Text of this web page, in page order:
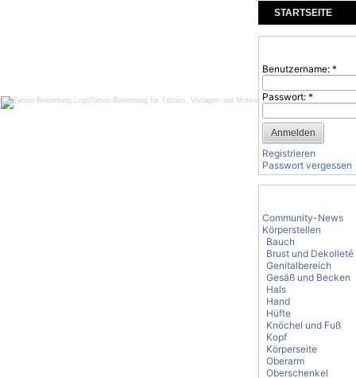
Tattoo-Bewertung für Tattoos, Vorlagen und Motive
STARTSEITE
KOMMENTARE
Benutzername: *
Passwort: *
Registrieren
Passwort vergessen
Community-News
Körperstellen
Bauch
Brust und Dekolleté
Genitalbereich
Gesäß und Becken
Hals
Hand
Hüfte
Knöchel und Fuß
Kopf
Körperseite
Oberarm
Oberschenkel